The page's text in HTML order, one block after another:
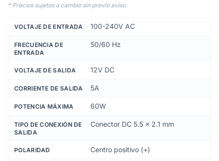
* Precios sujetos a cambio sin previo aviso.
VOLTAJE DE ENTRADA 100-240V AC
FRECUENCIA DE
ENTRADA
50/60 Hz
VOLTAJE DE SALIDA 12V DC
CORRIENTE DE SALIDA 5A
POTENCIA MÁXIMA 60W
TIPO DE CONEXIÓN DE
SALIDA
Conector DC 5.5 x 2.1 mm
POLARIDAD Centro positivo (+)